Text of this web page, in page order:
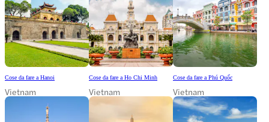
Cose da fare a Hanoi
Vietnam
Cose da fare a Ho Chi Minh
Vietnam
Cose da fare a Phú Quốc
Vietnam